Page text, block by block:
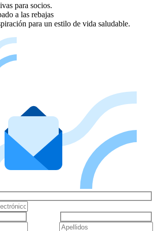
para socios.
a las rebajas
para un estilo de vida saludable.